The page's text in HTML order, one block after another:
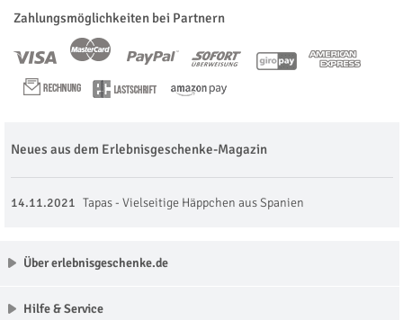
Zahlungsmöglichkeiten bei Partnern
Neues aus dem Erlebnisgeschenke-Magazin
14.11.2021 Tapas - Vielseitige Häppchen aus Spanien
Über erlebnisgeschenke.de
Hilfe & Service